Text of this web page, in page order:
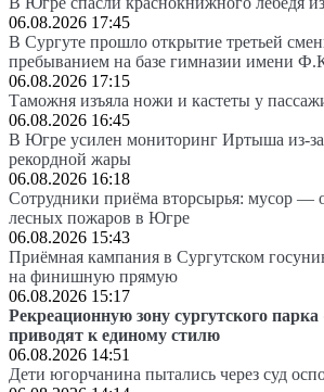
06.08.2026 17:45
В Сургуте прошло открытие третьей
пребыванием на базе гимназии имени
06.08.2026 17:15
Таможня изъяла ножи и кастеты у
06.08.2026 16:45
В Югре усилен мониторинг Иртыша из-
рекордной жары
06.08.2026 16:18
Сотрудники приёма вторсырья: мусор —
лесных пожаров в Югре
06.08.2026 15:43
Приёмная кампания в Сургутском
на финишную прямую
06.08.2026 15:17
Рекреационную зону сургутского
приводят к единому стилю
06.08.2026 14:51
Дети югорчанина пытались через суд